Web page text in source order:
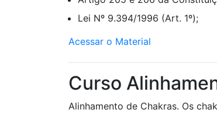
Lei Nº 9.394/1996 (Art. 1º);
Acessar o Material
Curso
Alinhamento de Chakras. Os